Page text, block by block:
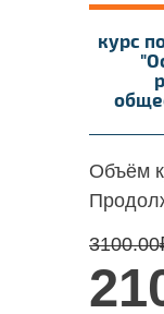
курс
Объём
3100.00